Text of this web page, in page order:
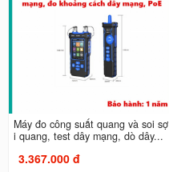
Máy đo công suất quang và soi sợ
i quang, test dây mạng, dò dây...
3.367.000 đ